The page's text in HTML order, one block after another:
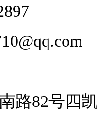
路82号四